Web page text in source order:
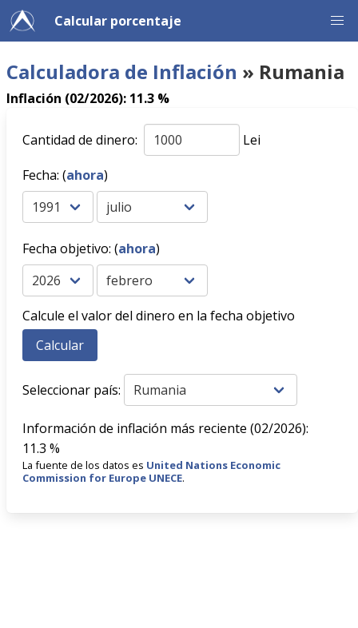
Calcular porcentaje
Calculadora de Inflación » Rumania
Inflación (02/2026): 11.3 %
Cantidad de dinero:
Lei
Fecha: (ahora)
Fecha objetivo: (ahora)
Calcule el valor del dinero en la fecha objetivo
Seleccionar país:
Información de inflación más reciente (02/2026):
11.3 %
La fuente de los datos es United Nations Economic
Commission for Europe UNECE.